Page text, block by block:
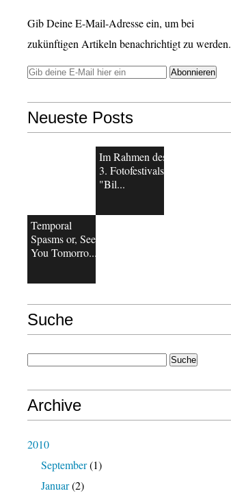
Gib Deine E-Mail-Adresse ein, um bei
zukünftigen Artikeln benachrichtigt zu werden.
Neueste Posts
Im Rahmen des
3. Fotofestivals
"Bil...
Temporal
Spasms or, See
You Tomorro...
Suche
Archive
2010
September(1)
Januar(2)